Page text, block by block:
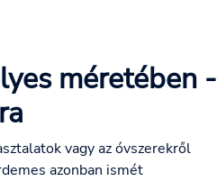
méretében -
vagy az óvszerekről
azonban ismét